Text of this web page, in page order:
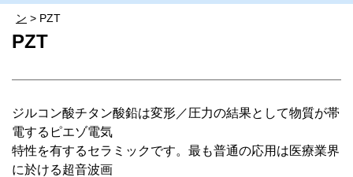
ン > PZT
PZT
ジルコン酸チタン酸鉛は変形／圧力の結果として物質が帯
電するピエゾ電気
特性を有するセラミックです。最も普通の応用は医療業界
に於ける超音波画